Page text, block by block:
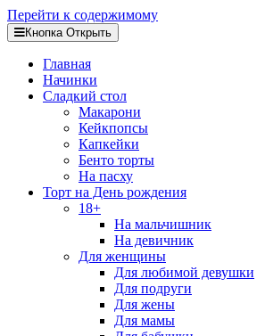
Перейти к содержимому
Кнопка Открыть
Главная
Начинки
Сладкий стол
Макарони
Кейкпопсы
Капкейки
Бенто торты
На пасху
Торт на День рождения
18+
На мальчишник
На девичник
Для женщины
Для любимой девушки
Для подруги
Для жены
Для мамы